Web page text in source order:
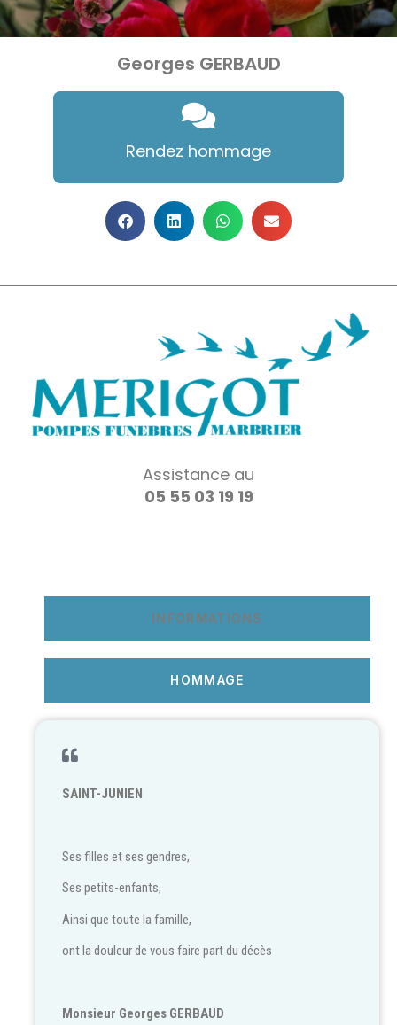
Georges GERBAUD
Rendez hommage
Assistance au
05 55 03 19 19
INFORMATIONS
HOMMAGE
SAINT-JUNIEN
Ses filles et ses gendres,
Ses petits-enfants,
Ainsi que toute la famille,
ont la douleur de vous faire part du décès
Monsieur Georges GERBAUD